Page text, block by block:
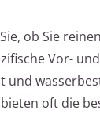
ob Sie
Vor-
oft die